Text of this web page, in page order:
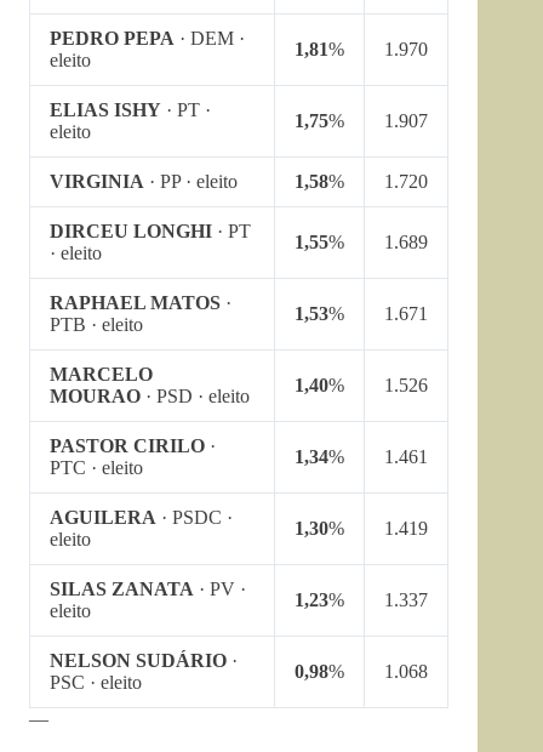
PEDRO PEPA · DEM ·
eleito
1,81% 1.970
ELIAS ISHY · PT ·
eleito
1,75% 1.907
VIRGINIA · PP · eleito 1,58% 1.720
DIRCEU LONGHI · PT
· eleito
1,55% 1.689
RAPHAEL MATOS ·
PTB · eleito
1,53% 1.671
MARCELO
MOURAO · PSD · eleito
1,40% 1.526
PASTOR CIRILO ·
PTC · eleito
1,34% 1.461
AGUILERA · PSDC ·
eleito
1,30% 1.419
SILAS ZANATA · PV ·
eleito
1,23% 1.337
NELSON SUDÁRIO ·
PSC · eleito
0,98% 1.068
—